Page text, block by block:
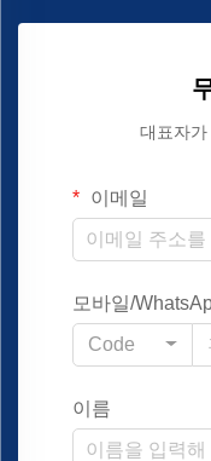
대표자가
이메일
모바일/
Code
이름